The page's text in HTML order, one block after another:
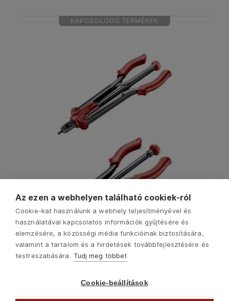
KAPCSOLÓDÓ TERMÉKEK
Az ezen a webhelyen található cookiek-ról
Cookie-kat használunk a webhely teljesítményével és
használatával kapcsolatos információk gyűjtésére és
elemzésére, a közösségi média funkcióinak biztosítására,
valamint a tartalom és a hirdetések továbbfejlesztésére és
testreszabására. Tudj meg többet
Cookie-beállítások